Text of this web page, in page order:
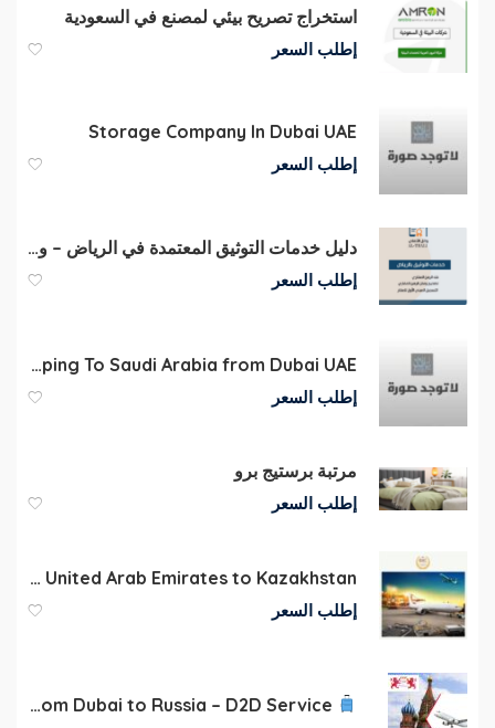
استخراج تصريح بيئي لمصنع في السعودية
إطلب السعر
Storage Company In Dubai UAE
إطلب السعر
دليل خدمات التوثيق المعتمدة في الرياض – وائل الثعلي
إطلب السعر
Car Shipping To Saudi Arabia from Dubai UAE
إطلب السعر
مرتبة برستيج برو
إطلب السعر
Send parcels and documents from United Arab Emirates to Kazakhstan
إطلب السعر